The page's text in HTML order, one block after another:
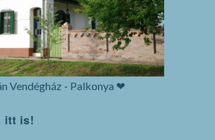
Vendégház - Palkonya ❤
itt is!